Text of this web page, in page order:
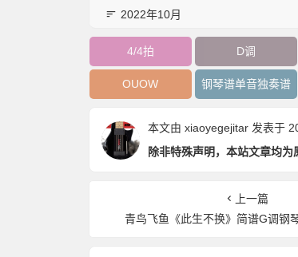
2022年10月
4/4拍 D调
OUOW 钢琴谱单音独奏谱
本文由 xiaoyegejitar 发表于
除非特殊声明，本站文章均
上一篇
青鸟飞鱼《此生不换》简谱G调钢